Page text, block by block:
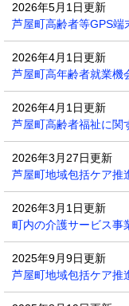
2026年5月1日更新
芦屋町高齢者等GPS端
2026年4月1日更新
芦屋町高年齢者就業機
2026年4月1日更新
芦屋町高齢者福祉に関
2026年3月27日更新
芦屋町地域包括ケア推
2026年3月1日更新
町内の介護サービス事
2025年9月9日更新
芦屋町地域包括ケア推